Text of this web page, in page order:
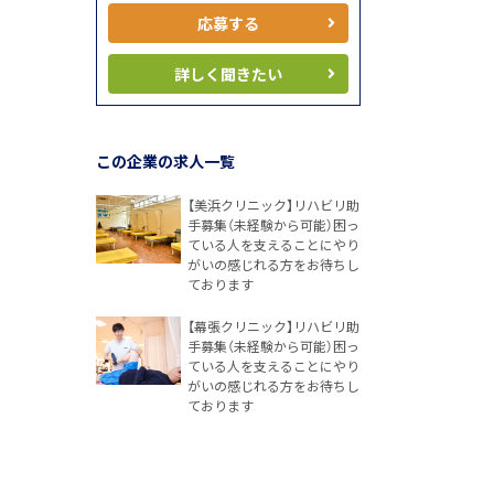
応募する
詳しく聞きたい
この企業の求人一覧
【美浜クリニック】リハビリ助
手募集（未経験から可能）困っ
ている人を支えることにやり
がいの感じれる方をお待ちし
ております
【幕張クリニック】リハビリ助
手募集（未経験から可能）困っ
ている人を支えることにやり
がいの感じれる方をお待ちし
ております